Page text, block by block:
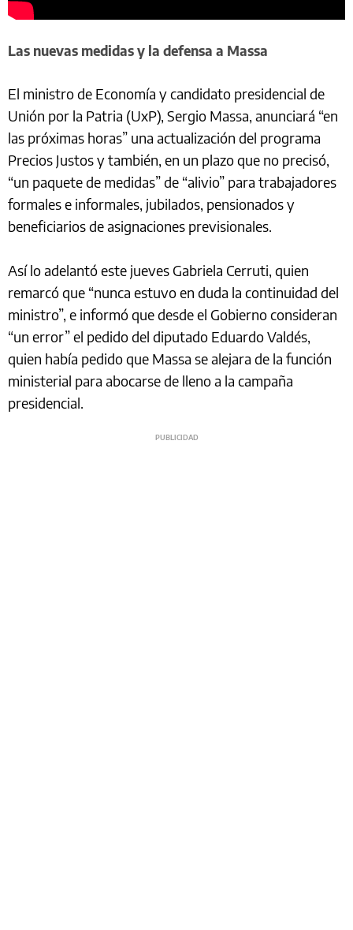
Las nuevas medidas y la defensa a Massa
El ministro de Economía y candidato presidencial de
Unión por la Patria (UxP), Sergio Massa, anunciará “en
las próximas horas” una actualización del programa
Precios Justos y también, en un plazo que no precisó,
“un paquete de medidas” de “alivio” para trabajadores
formales e informales, jubilados, pensionados y
beneficiarios de asignaciones previsionales.
Así lo adelantó este jueves Gabriela Cerruti, quien
remarcó que “nunca estuvo en duda la continuidad del
ministro”, e informó que desde el Gobierno consideran
“un error” el pedido del diputado Eduardo Valdés,
quien había pedido que Massa se alejara de la función
ministerial para abocarse de lleno a la campaña
presidencial.